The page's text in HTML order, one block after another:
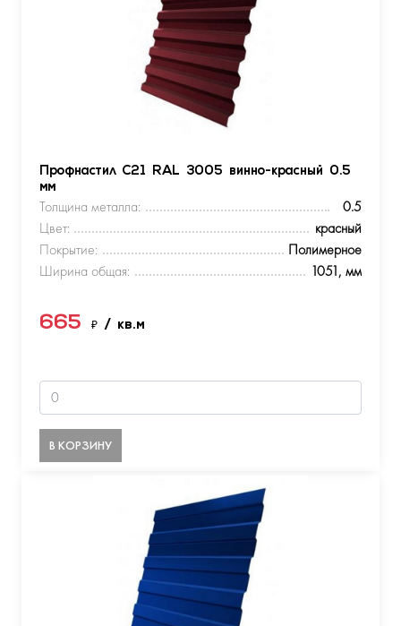
Профнастил С21 RAL 3005 винно-красный 0.5
мм
Толщина металла:
0.5
Цвет:
красный
Покрытие:
Полимерное
Ширина общая:
1051, мм
665 ₽ / кв.м
В КОРЗИНУ